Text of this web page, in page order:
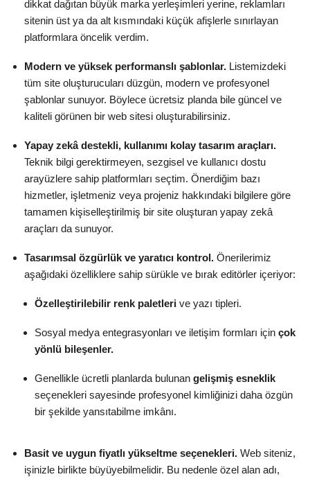
dikkat dağıtan büyük marka yerleşimleri yerine, reklamları
sitenin üst ya da alt kısmındaki küçük afişlerle sınırlayan
platformlara öncelik verdim.
Modern ve yüksek performanslı şablonlar. Listemizdeki
tüm site oluşturucuları düzgün, modern ve profesyonel
şablonlar sunuyor. Böylece ücretsiz planda bile güncel ve
kaliteli görünen bir web sitesi oluşturabilirsiniz.
Yapay zekâ destekli, kullanımı kolay tasarım araçları.
Teknik bilgi gerektirmeyen, sezgisel ve kullanıcı dostu
arayüzlere sahip platformları seçtim. Önerdiğim bazı
hizmetler, işletmeniz veya projeniz hakkındaki bilgilere göre
tamamen kişiselleştirilmiş bir site oluşturan yapay zekâ
araçları da sunuyor.
Tasarımsal özgürlük ve yaratıcı kontrol. Önerilerimiz
aşağıdaki özelliklere sahip sürükle ve bırak editörler içeriyor:
Özelleştirilebilir renk paletleri ve yazı tipleri.
Sosyal medya entegrasyonları ve iletişim formları için çok
yönlü bileşenler.
Genellikle ücretli planlarda bulunan gelişmiş esneklik
seçenekleri sayesinde profesyonel kimliğinizi daha özgün
bir şekilde yansıtabilme imkânı.
Basit ve uygun fiyatlı yükseltme seçenekleri. Web siteniz,
işinizle birlikte büyüyebilmelidir. Bu nedenle özel alan adı,